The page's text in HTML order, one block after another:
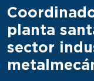
planta
sector